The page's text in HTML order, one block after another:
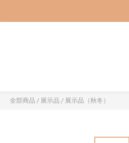
全部商品 / 展示品 / 展示品（秋冬）